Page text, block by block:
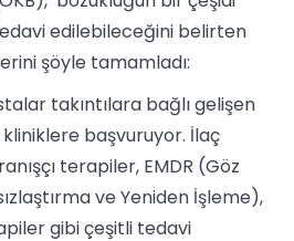
edilebileceğini belirten
şöyle tamamladı:
takıntılara bağlı gelişen
başvuruyor. İlaç
terapiler, EMDR (Göz
ve Yeniden İşleme),
gibi çeşitli tedavi